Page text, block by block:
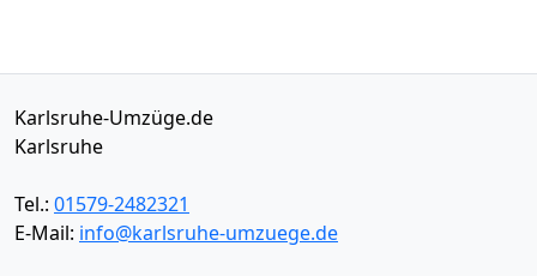
Karlsruhe-Umzüge.de
Karlsruhe
Tel.: 01579-2482321
E-Mail: info@karlsruhe-umzuege.de